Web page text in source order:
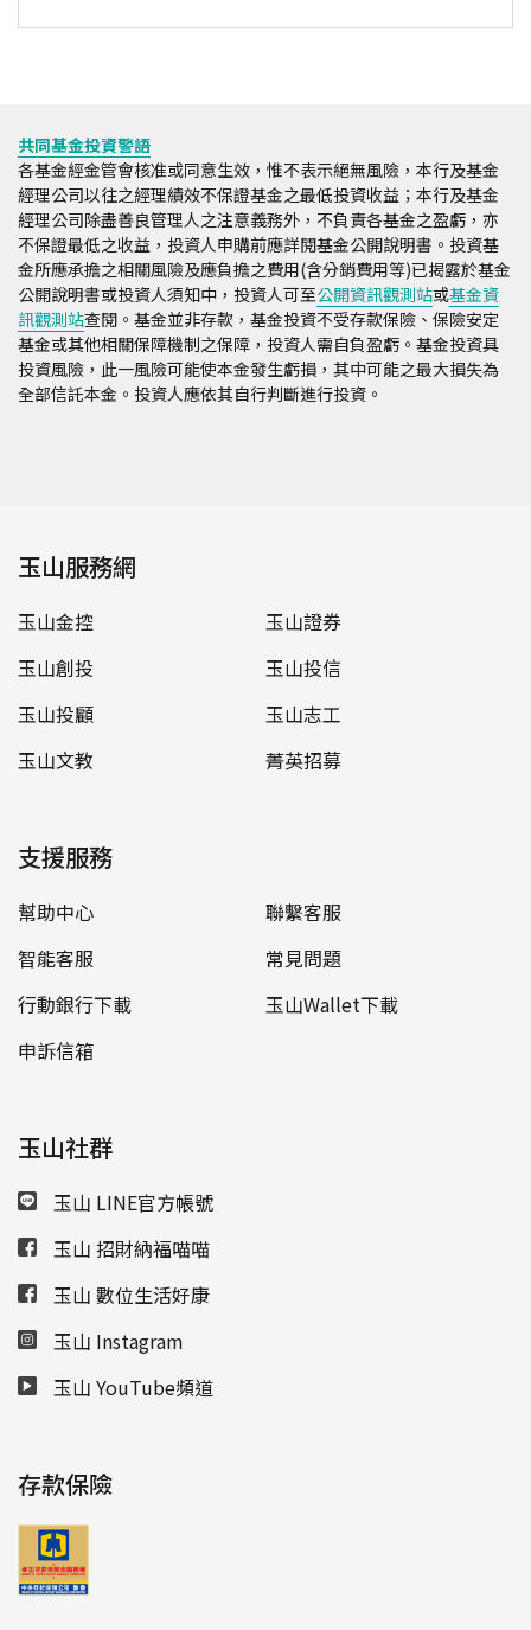
共同基金投資警語
各基金經金管會核准或同意生效，惟不表示絕無風險，本行及基金
經理公司以往之經理績效不保證基金之最低投資收益；本行及基金
經理公司除盡善良管理人之注意義務外，不負責各基金之盈虧，亦
不保證最低之收益，投資人申購前應詳閱基金公開說明書。投資基
金所應承擔之相關風險及應負擔之費用(含分銷費用等)已揭露於基金
公開說明書或投資人須知中，投資人可至公開資訊觀測站或基金資
訊觀測站查閱。基金並非存款，基金投資不受存款保險、保險安定
基金或其他相關保障機制之保障，投資人需自負盈虧。基金投資具
投資風險，此一風險可能使本金發生虧損，其中可能之最大損失為
全部信託本金。投資人應依其自行判斷進行投資。
玉山服務網
玉山金控
玉山證券
玉山創投
玉山投信
玉山投顧
玉山志工
玉山文教
菁英招募
支援服務
幫助中心
聯繫客服
智能客服
常見問題
行動銀行下載
玉山Wallet下載
申訴信箱
玉山社群
玉山 LINE官方帳號
玉山 招財納福喵喵
玉山 數位生活好康
玉山 Instagram
玉山 YouTube頻道
存款保險